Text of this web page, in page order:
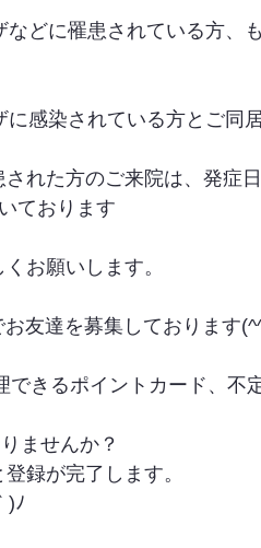
どに罹患されている方、
感染されている方とご同
れた方のご来院は、発症
ております
お願いします。
友達を募集しております
きるポイントカード、不
ませんか？
録が完了します。
)ﾉ